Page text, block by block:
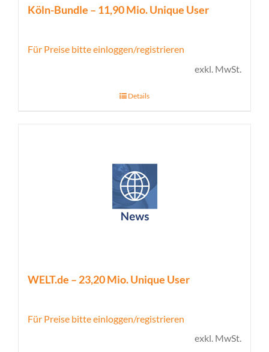
Köln-Bundle – 11,90 Mio. Unique User
Für Preise bitte einloggen/registrieren
exkl. MwSt.
Details
WELT.de – 23,20 Mio. Unique User
Für Preise bitte einloggen/registrieren
exkl. MwSt.